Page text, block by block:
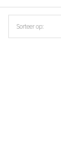
Sorteer op: